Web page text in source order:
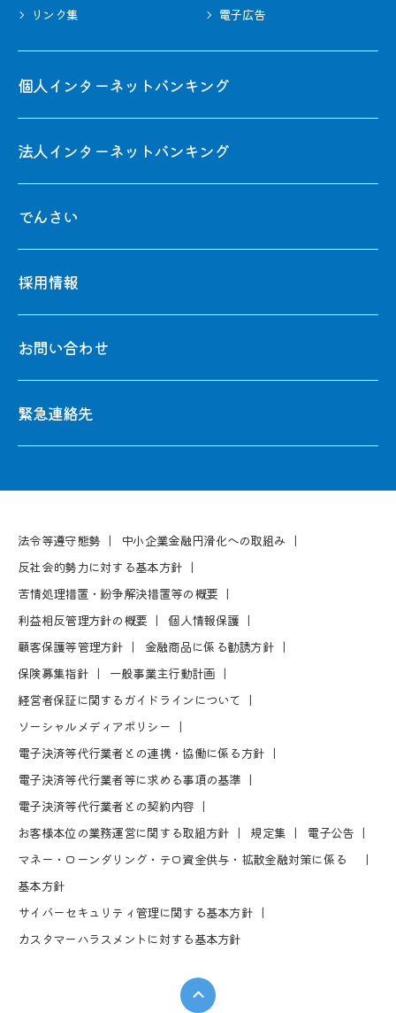
リンク集 電子広告
個人インターネットバンキング
法人インターネットバンキング
でんさい
採用情報
お問い合わせ
緊急連絡先
法令等遵守態勢
中⼩企業⾦融円滑化への取組み
反社会的勢⼒に対する基本⽅針
苦情処理措置・紛争解決措置等の概要
利益相反管理⽅針の概要
個⼈情報保護
顧客保護等管理⽅針
⾦融商品に係る勧誘⽅針
保険募集指針
⼀般事業主⾏動計画
経営者保証に関するガイドラインについて
ソーシャルメディアポリシー
電⼦決済等代⾏業者との連携・協働に係る⽅針
電⼦決済等代⾏業者等に求める事項の基準
電⼦決済等代⾏業者との契約内容
お客様本位の業務運営に関する取組⽅針
規定集
電⼦公告
マネー・ローンダリング・テロ資金供与・拡散金融対策に係る
基本方針
サイバーセキュリティ管理に関する基本方針
カスタマーハラスメントに対する基本方針